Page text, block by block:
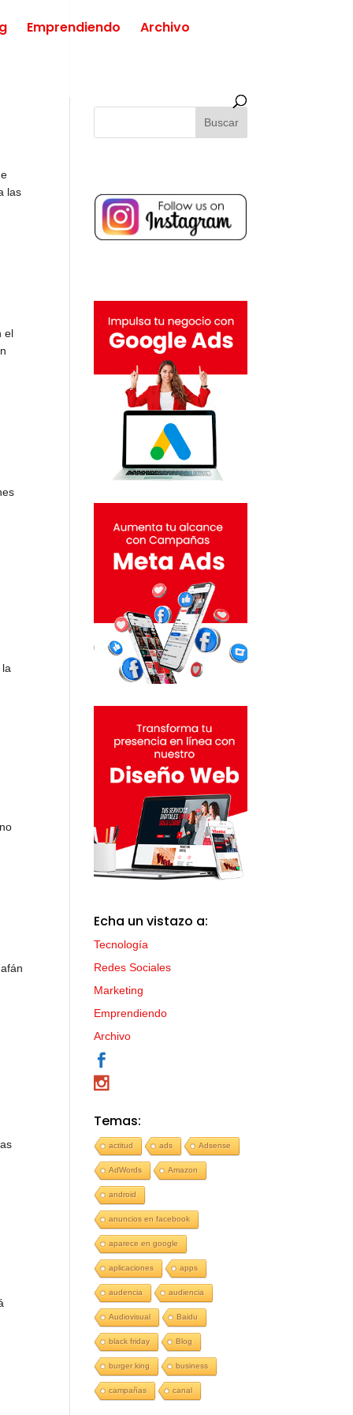
Emprendiendo Archivo
las
el
Echa un vistazo a:
Tecnología
Redes Sociales
Marketing
Emprendiendo
Archivo
Temas:
actitud ads Adsense
AdWords Amazon
android
anuncios en facebook
aparece en google
aplicaciones apps
audencia audiencia
Audiovisual Baidu
black friday Blog
burger king business
campañas canal